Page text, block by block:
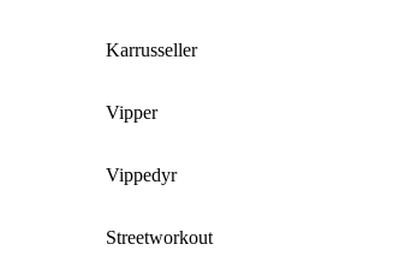
Karrusseller
Vipper
Vippedyr
Streetworkout